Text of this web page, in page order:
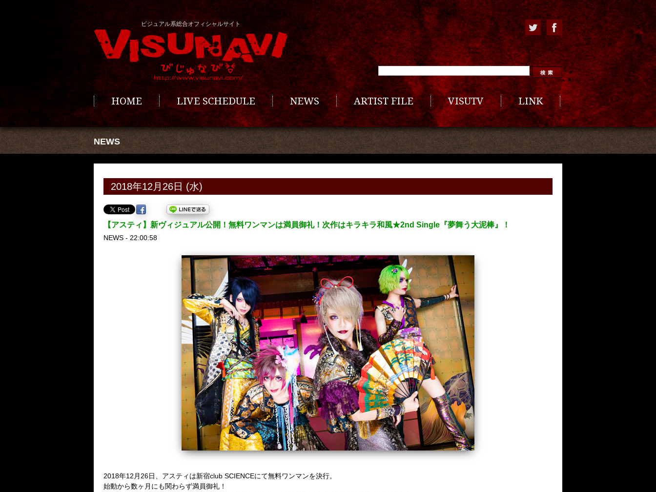
ビジュアル系総合オフィシャルサイト
HOME LIVE SCHEDULE NEWS ARTIST FILE VISUTV LINK
NEWS
2018年12月26日 (水)
【アスティ】新ヴィジュアル公開！無料ワンマンは満員御礼！次作はキラキラ和風★2nd Single『夢舞う大泥棒』！
NEWS - 22:00:58
2018年12月26日、アスティは新宿club SCIENCEにて無料ワンマンを決行。
始動から数ヶ月にも関わらず満員御礼！